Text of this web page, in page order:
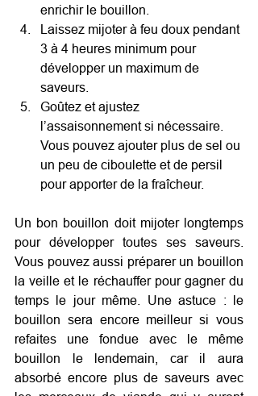
enrichir le bouillon.
Laissez mijoter à feu doux pendant
3 à 4 heures minimum pour
développer un maximum de
saveurs.
Goûtez et ajustez
l’assaisonnement si nécessaire.
Vous pouvez ajouter plus de sel ou
un peu de ciboulette et de persil
pour apporter de la fraîcheur.
Un bon bouillon doit mijoter longtemps
pour développer toutes ses saveurs.
Vous pouvez aussi préparer un bouillon
la veille et le réchauffer pour gagner du
temps le jour même. Une astuce : le
bouillon sera encore meilleur si vous
refaites une fondue avec le même
bouillon le lendemain, car il aura
absorbé encore plus de saveurs avec